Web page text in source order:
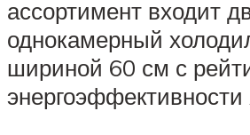
ассортимент входит
однокамерный
шириной 60 см с
энергоэффективности